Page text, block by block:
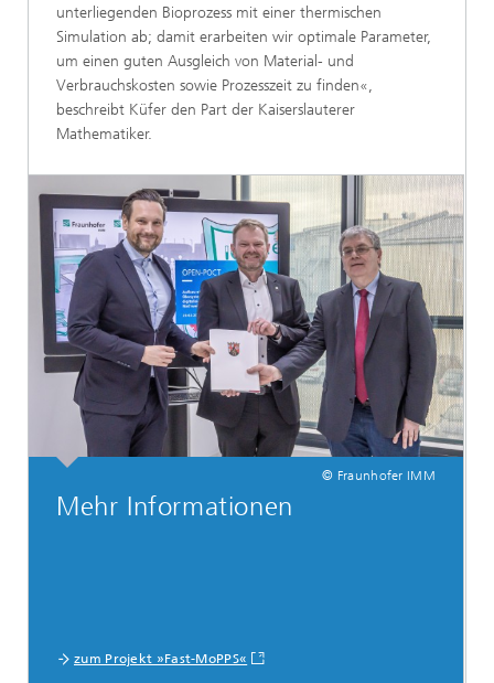
unterliegenden Bioprozess mit einer thermischen
Simulation ab; damit erarbeiten wir optimale Parameter,
um einen guten Ausgleich von Material- und
Verbrauchskosten sowie Prozesszeit zu finden«,
beschreibt Küfer den Part der Kaiserslauterer
Mathematiker.
© Fraunhofer IMM
Mehr Informationen
zum Projekt »Fast-MoPPS«